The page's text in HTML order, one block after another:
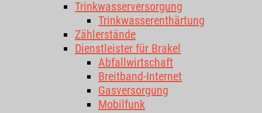
Trinkwasserversorgung
Trinkwasserenthärtung
Zählerstände
Dienstleister für Brakel
Abfallwirtschaft
Breitband-Internet
Gasversorgung
Mobilfunk